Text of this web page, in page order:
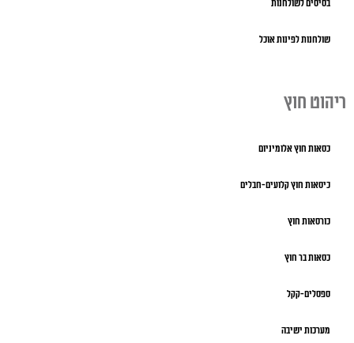
בסיסים לשולחנות
שולחנות לפינות אוכל
ריהוט חוץ
כסאות חוץ אלומיניום
כיסאות חוץ קלועים-חבלים
כורסאות חוץ
כסאות בר חוץ
ספסלים-קקל
מערכות ישיבה